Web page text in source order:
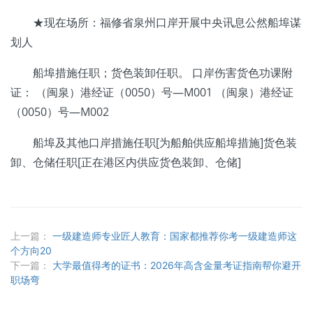
★现在场所：福修省泉州口岸开展中央讯息公然船埠谋
划人
船埠措施任职；货色装卸任职。 口岸伤害货色功课附
证： （闽泉）港经证（0050）号—M001 （闽泉）港经证
（0050）号—M002
船埠及其他口岸措施任职[为船舶供应船埠措施]货色装
卸、仓储任职[正在港区内供应货色装卸、仓储]
上一篇： 一级建造师专业匠人教育：国家都推荐你考一级建造师这
个方向20
下一篇：
大学最值得考的证书：2026年高含金量考证指南帮你避开
职场弯